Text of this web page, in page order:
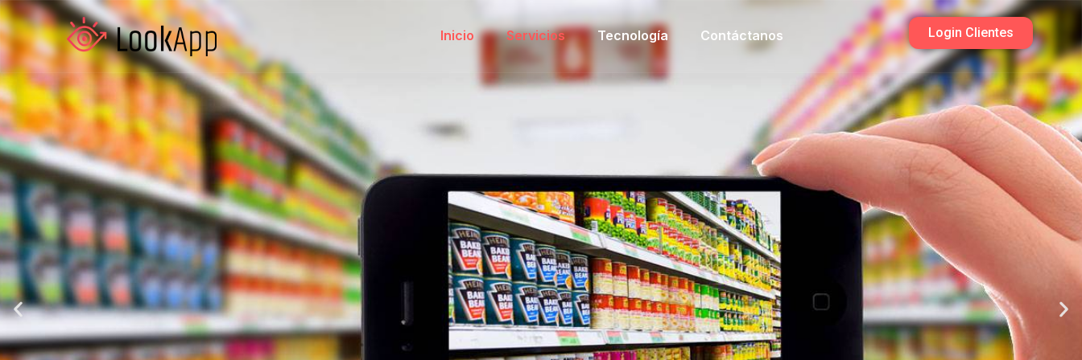
Inicio Servicios Tecnología Contáctanos Login Clientes